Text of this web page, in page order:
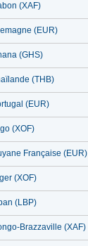
(XAF)
(EUR)
(GHS)
(THB)
(EUR)
(XOF)
Française (EUR)
(XOF)
(LBP)
Brazzaville (XAF)